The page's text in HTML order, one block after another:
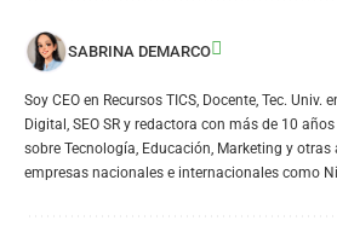
SABRINA DEMARCO
Soy CEO en Recursos TICS, Docente, Tec.
Digital, SEO SR y redactora con más de 10
sobre Tecnología, Educación, Marketing y
empresas nacionales e internacionales como